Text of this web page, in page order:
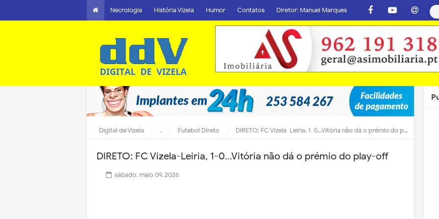
Necrologia História Vizela Humor Contatos Diretor: Manuel Marques
Digital de Vizela . Futebol Direto DIRETO: FC Vizela-Leiria, 1-0...Vitória não dá o prémio do play-off
DIRETO: FC Vizela-Leiria, 1-0...Vitória não dá o prémio do play-off
sábado, maio 09, 2026